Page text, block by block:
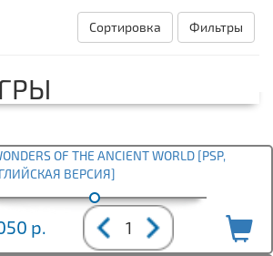
Фильтры
Сортировка
OF THE ANCIENT WORLD [PSP,
ВЕРСИЯ]
р.